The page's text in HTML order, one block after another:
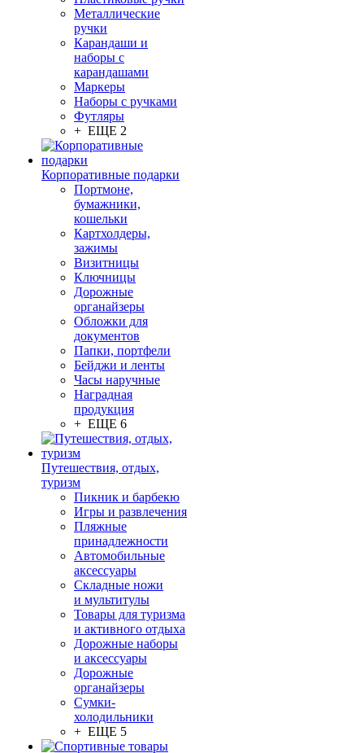
Металлические
ручки
Карандаши и
наборы с
карандашами
Маркеры
Наборы с ручками
Футляры
+ ЕЩЕ 2
Корпоративные подарки
Портмоне,
бумажники,
кошельки
Картхолдеры,
зажимы
Визитницы
Ключницы
Дорожные
органайзеры
Обложки для
документов
Папки, портфели
Бейджи и ленты
Часы наручные
Наградная
продукция
+ ЕЩЕ 6
Путешествия, отдых,
туризм
Пикник и барбекю
Игры и развлечения
Пляжные
принадлежности
Автомобильные
аксессуары
Складные ножи
и мультитулы
Товары для туризма
и активного отдыха
Дорожные наборы
и аксессуары
Дорожные
органайзеры
Сумки-
холодильники
+ ЕЩЕ 5